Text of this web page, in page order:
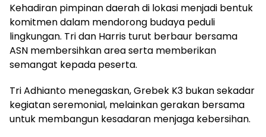
Kehadiran pimpinan daerah di lokasi menjadi bentuk
komitmen dalam mendorong budaya peduli
lingkungan. Tri dan Harris turut berbaur bersama
ASN membersihkan area serta memberikan
semangat kepada peserta.
Tri Adhianto menegaskan, Grebek K3 bukan sekadar
kegiatan seremonial, melainkan gerakan bersama
untuk membangun kesadaran menjaga kebersihan.